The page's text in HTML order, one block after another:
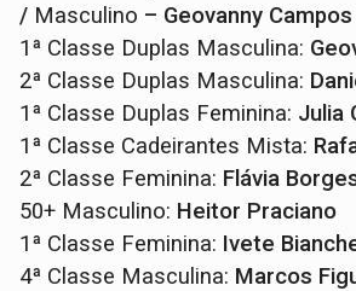
/ Masculino – Geovanny Campos
1ª Classe Duplas Masculina:
2ª Classe Duplas Masculina:
1ª Classe Duplas Feminina: Julia
1ª Classe Cadeirantes Mista:
2ª Classe Feminina: Flávia
50+ Masculino: Heitor Praciano
1ª Classe Feminina: Ivete
4ª Classe Masculina: Marcos